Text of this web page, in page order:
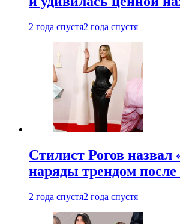
2 года спустя2 года спустя
Стилист Рогов назвал
наряды трендом
2 года спустя2 года спустя